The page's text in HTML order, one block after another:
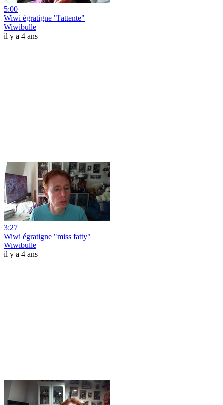
5:00
Wiwi égratigne "l'attente"
Wiwibulle
il y a 4 ans
3:27
Wiwi égratigne "miss fatty"
Wiwibulle
il y a 4 ans